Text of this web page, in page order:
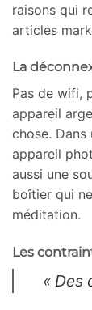
raisons qui
articles
La
Pas de wifi,
appareil
chose.
appareil
aussi une
boîtier qui
méditation.
Les
« Des